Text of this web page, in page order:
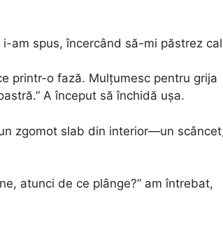
i-am spus, încercând să-mi păstrez
printr-o fază. Mulțumesc pentru grija
A început să închidă ușa.
zgomot slab din interior—un
atunci de ce plânge?” am întrebat,